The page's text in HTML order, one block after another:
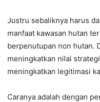
Justru sebaliknya harus
manfaat kawasan hutan
berpenutupan non hutan.
meningkatkan nilai
meningkatkan legitimasi
Caranya adalah dengan